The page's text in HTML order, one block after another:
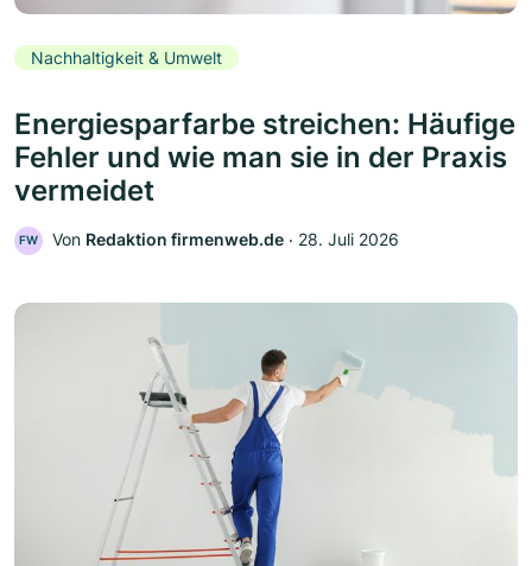
Nachhaltigkeit & Umwelt
Energiesparfarbe streichen: Häufige
Fehler und wie man sie in der Praxis
vermeidet
FW Von Redaktion firmenweb.de ‧ 28. Juli 2026